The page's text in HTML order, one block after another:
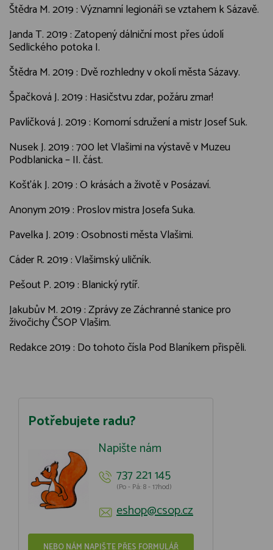
Štědra M. 2019 : Významní legionáři se vztahem k Sázavě.
Janda T. 2019 : Zatopený dálniční most přes údolí
Sedlického potoka I.
Štědra M. 2019 : Dvě rozhledny v okolí města Sázavy.
Špačková J. 2019 : Hasičstvu zdar, požáru zmar!
Pavlíčková J. 2019 : Komorní sdružení a mistr Josef Suk.
Nusek J. 2019 : 700 let Vlašimi na výstavě v Muzeu
Podblanicka – II. část.
Košťák J. 2019 : O krásách a životě v Posázaví.
Anonym 2019 : Proslov mistra Josefa Suka.
Pavelka J. 2019 : Osobnosti města Vlašimi.
Cáder R. 2019 : Vlašimský uličník.
Pešout P. 2019 : Blanický rytíř.
Jakubův M. 2019 : Zprávy ze Záchranné stanice pro
živočichy ČSOP Vlašim.
Redakce 2019 : Do tohoto čísla Pod Blaníkem přispěli.
Potřebujete radu?
Napište nám
737 221 145
(Po - Pá: 8 - 17hod)
eshop@csop.cz
NEBO NÁM NAPIŠTE PŘES FORMULÁŘ